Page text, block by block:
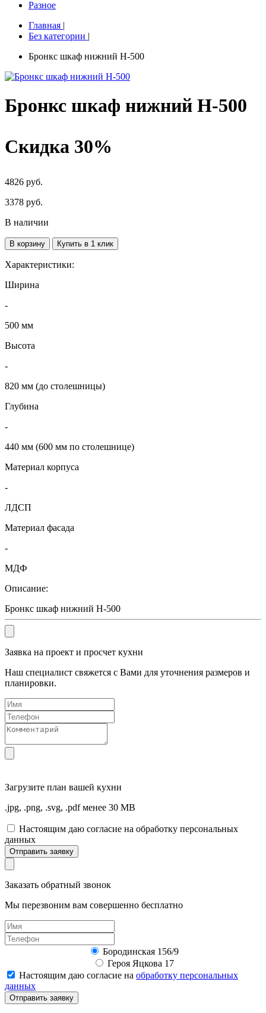
Разное
Главная |
Без категории |
Бронкс шкаф нижний Н-500
Бронкс шкаф нижний Н-500
Скидка 30%
4826 руб.
3378 руб.
В наличии
В корзину Купить в 1 клик
Характеристики:
Ширина
-
500 мм
Высота
-
820 мм (до столешницы)
Глубина
-
440 мм (600 мм по столешнице)
Материал корпуса
-
ЛДСП
Материал фасада
-
МДФ
Описание:
Бронкс шкаф нижний Н-500
Заявка на проект и просчет кухни
Наш специалист свяжется с Вами для уточнения размеров и
планировки.
Загрузите план вашей кухни
.jpg, .png, .svg, .pdf менее 30 MB
Настоящим даю согласие на обработку персональных
данных
Отправить заявку
Заказать обратный звонок
Мы перезвоним вам совершенно бесплатно
Бородинская 156/9
Героя Яцкова 17
Настоящим даю согласие на обработку персональных
данных
Отправить заявку